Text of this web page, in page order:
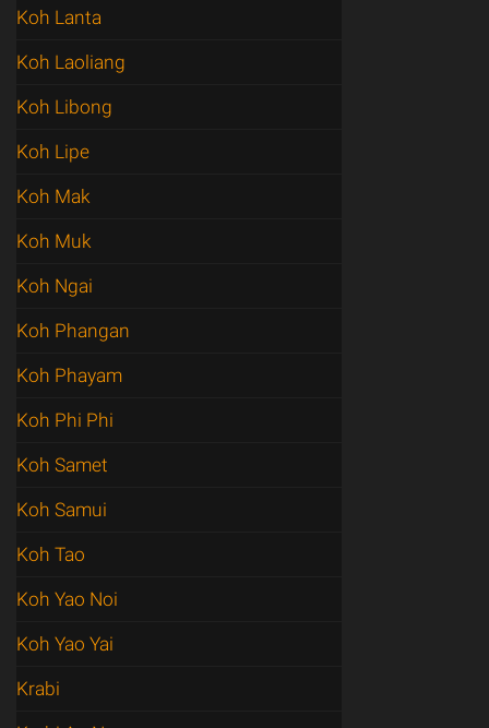
Koh Lanta
Koh Laoliang
Koh Libong
Koh Lipe
Koh Mak
Koh Muk
Koh Ngai
Koh Phangan
Koh Phayam
Koh Phi Phi
Koh Samet
Koh Samui
Koh Tao
Koh Yao Noi
Koh Yao Yai
Krabi